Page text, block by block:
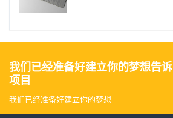
我们已经准备好建立你的梦想告
项目
我们已经准备好建立你的梦想